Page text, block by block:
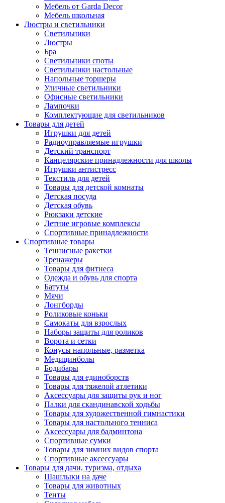
Мебель от Garda Decor
Мебель школьная
Люстры и светильники
Светильники
Люстры
Бра
Светильники споты
Светильники настольные
Напольные торшеры
Уличные светильники
Офисные светильники
Лампочки
Комплектующие для светильников
Товары для детей
Игрушки для детей
Радиоуправляемые игрушки
Детский транспорт
Канцелярские принадлежности для школы
Игрушки антистресс
Текстиль для детей
Товары для детской комнаты
Детская посуда
Детская обувь
Рюкзаки детские
Летние игровые комплексы
Спортивные принадлежности
Спортивные товары
Теннисные ракетки
Тренажеры
Товары для фитнеса
Одежда и обувь для спорта
Батуты
Мячи
Лонгборды
Роликовые коньки
Самокаты для взрослых
Наборы защиты для роликов
Ворота и сетки
Конусы напольные, разметка
Медицинболы
Бодибары
Товары для единоборств
Товары для тяжелой атлетики
Аксессуары для защиты рук и ног
Палки для скандинавской ходьбы
Товары для художественной гимнастики
Товары для настольного тенниса
Аксессуары для бадминтона
Спортивные сумки
Товары для зимних видов спорта
Спортивные аксессуары
Товары для дачи, туризма, отдыха
Шашлыки на даче
Товары для животных
Тенты